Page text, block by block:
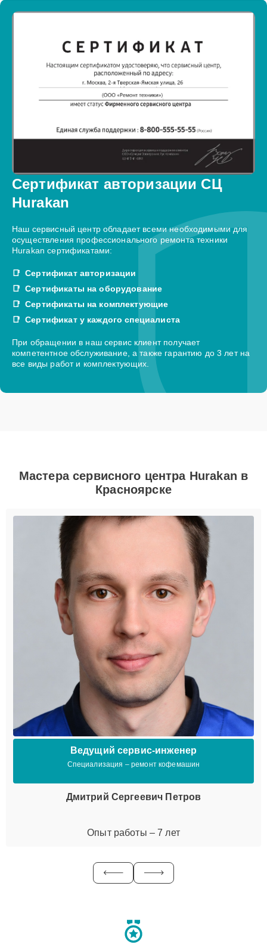
Сертификат авторизации СЦ
Hurakan
Наш сервисный центр обладает всеми необходимыми для
осуществления профессионального ремонта техники
Hurakan сертификатами:
Сертификат авторизации
Сертификаты на оборудование
Сертификаты на комплектующие
Сертификат у каждого специалиста
При обращении в наш сервис клиент получает
компетентное обслуживание, а также гарантию до 3 лет на
все виды работ и комплектующих.
Мастера сервисного центра Hurakan в
Красноярске
Ведущий сервис-инженер
Специализация – ремонт кофемашин
Дмитрий Сергеевич Петров
Опыт работы – 7 лет